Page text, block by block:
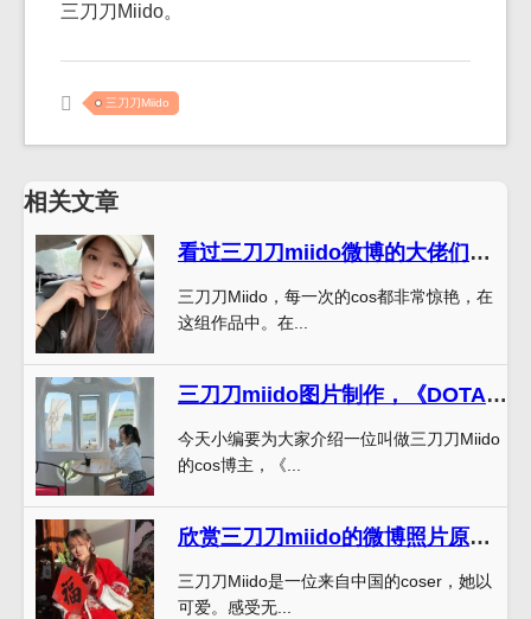
三刀刀Miido。
三刀刀Miido
相关文章
看过三刀刀miido微博的大佬们都在夸这组图片
三刀刀Miido，每一次的cos都非常惊艳，在
这组作品中。在...
三刀刀miido图片制作，《DOTA2》cosplay合集震撼上线
今天小编要为大家介绍一位叫做三刀刀Miido
的cos博主，《...
欣赏三刀刀miido的微博照片原图，感受无尽美好。
三刀刀Miido是一位来自中国的coser，她以
可爱。感受无...